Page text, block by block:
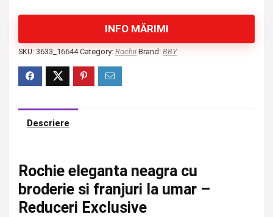
INFO MĂRIMI
SKU: 3633_16644 Category: Rochii Brand: BBY
Descriere
Rochie eleganta neagra cu
broderie si franjuri la umar –
Reduceri Exclusive